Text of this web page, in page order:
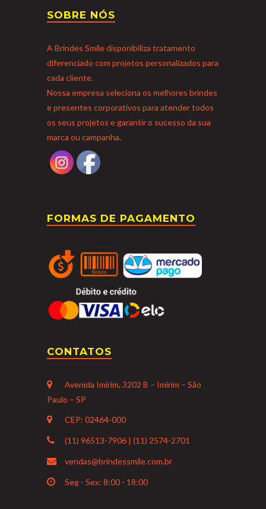
SOBRE NÓS
A Brindes Smile disponibiliza tratamento
diferenciado com projetos personalizados para
cada cliente.
Nossa empresa seleciona os melhores brindes
e presentes corporativos para atender todos
os seus projetos e garantir o sucesso da sua
marca ou campanha.
FORMAS DE PAGAMENTO
CONTATOS
Avenida Imirim, 3202 B – Imirim – São
Paulo – SP
CEP: 02464-000
(11) 96513-7906 | (11) 2574-2701
vendas@brindessmile.com.br
Seg - Sex: 8:00 - 18:00